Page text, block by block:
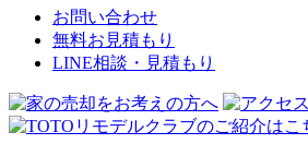
お問い合わせ
無料お見積もり
LINE相談・見積もり